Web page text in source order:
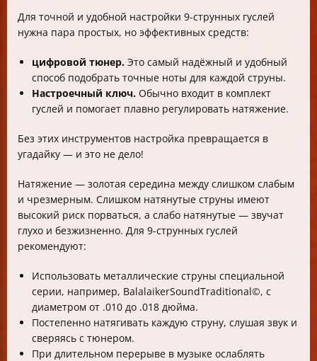
Для точной и удобной настройки 9-струнных гуслей
нужна пара простых, но эффективных средств:
цифровой тюнер. Это самый надёжный и удобный
способ подобрать точные ноты для каждой струны.
Настроечный ключ. Обычно входит в комплект
гуслей и помогает плавно регулировать натяжение.
Без этих инструментов настройка превращается в
угадайку — и это не дело!
Натяжение — золотая середина между слишком слабым
и чрезмерным. Слишком натянутые струны имеют
высокий риск порваться, а слабо натянутые — звучат
глухо и безжизненно. Для 9-струнных гуслей
рекомендуют:
Использовать металлические струны специальной
серии, например, BalalaikerSoundTraditional©, с
диаметром от .010 до .018 дюйма.
Постепенно натягивать каждую струну, слушая звук и
сверяясь с тюнером.
При длительном перерыве в музыке ослаблять